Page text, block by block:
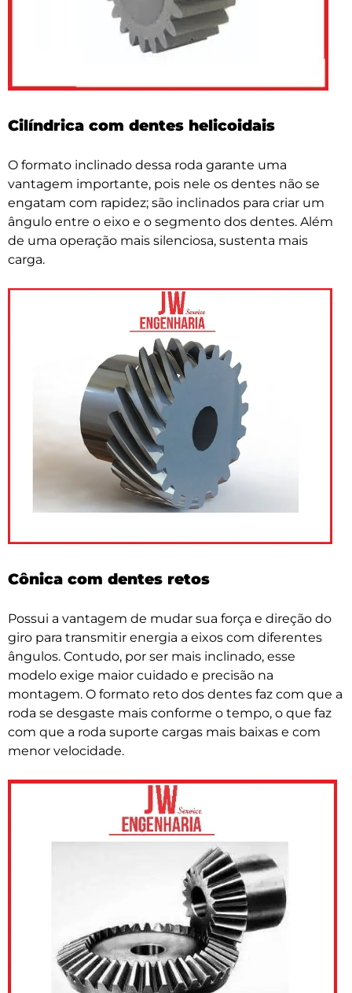
Cilíndrica com dentes helicoidais
O formato inclinado dessa roda garante uma
vantagem importante, pois nele os dentes não se
engatam com rapidez; são inclinados para criar um
ângulo entre o eixo e o segmento dos dentes. Além
de uma operação mais silenciosa, sustenta mais
carga.
Cônica com dentes retos
Possui a vantagem de mudar sua força e direção do
giro para transmitir energia a eixos com diferentes
ângulos. Contudo, por ser mais inclinado, esse
modelo exige maior cuidado e precisão na
montagem. O formato reto dos dentes faz com que a
roda se desgaste mais conforme o tempo, o que faz
com que a roda suporte cargas mais baixas e com
menor velocidade.